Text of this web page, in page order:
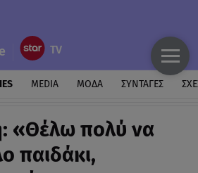
MEDIA ΜΟΔΑ ΣΥΝΤΑΓΕΣ
«Θέλω πολύ να
παιδάκι,